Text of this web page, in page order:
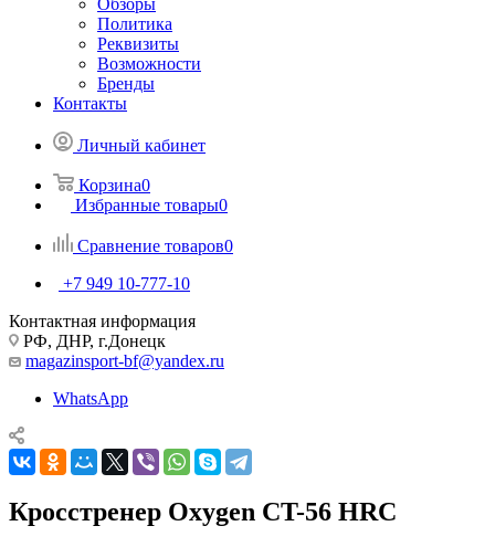
Обзоры
Политика
Реквизиты
Возможности
Бренды
Контакты
Личный кабинет
Корзина0
Избранные товары0
Сравнение товаров0
+7 949 10-777-10
Контактная информация
РФ, ДНР, г.Донецк
magazinsport-bf@yandex.ru
WhatsApp
Кросстренер Oxygen CT-56 HRC